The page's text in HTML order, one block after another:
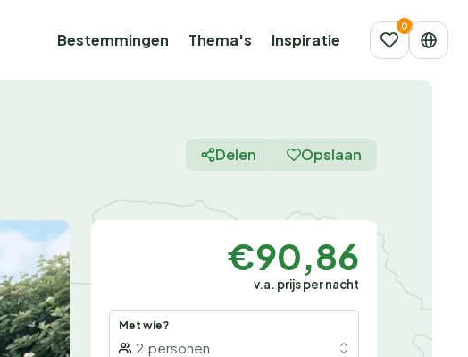
Bestemmingen Thema's Inspiratie
Delen Opslaan
€90,86
v.a. prijs per nacht
Met wie?
2 personen